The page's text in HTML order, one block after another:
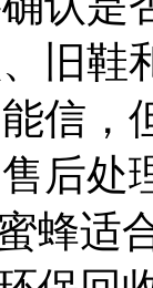
旧鞋
信，
后处
蜂适